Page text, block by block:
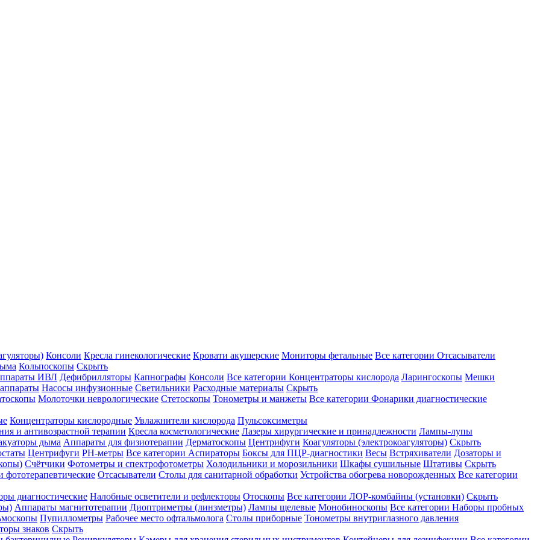
Консоли Кресла гинекологические Кровати акушерские Мониторы фетальные Все категории Отсасыватели
Кольпоскопы Скрыть
ИВЛ Дефибрилляторы Капнографы Консоли Все категории Концентраторы кислорода Ларингоскопы Мешки
Насосы инфузионные Светильники Расходные материалы Скрыть
Молоточки неврологические Стетоскопы Тонометры и манжеты Все категории Фонарики диагностические
Концентраторы кислородные Увлажнители кислорода Пульсоксиметры
и антивозрастной терапии Кресла косметологические Лазеры хирургические и принадлежности Лампы-лупы
дыма Аппараты для физиотерапии Дерматоскопы Центрифуги Коагуляторы (электрокоагуляторы) Скрыть
Центрифуги PH-метры Все категории Аспираторы Боксы для ПЦР-диагностики Весы Встряхиватели Дозаторы и
Счётчики Фотометры и спектрофотометры Холодильники и морозильники Шкафы сушильные Штативы Скрыть
фототерапевтические Отсасыватели Столы для санитарной обработки Устройства обогрева новорожденных Все категории
диагностические Налобные осветители и рефлекторы Отоскопы Все категории ЛОР-комбайны (установки) Скрыть
Аппараты магнитотерапии Диоптриметры (линзметры) Лампы щелевые Монобиноскопы Все категории Наборы пробных
Пупиллометры Рабочее место офтальмолога Столы приборные Тонометры внутриглазного давления
знаков Скрыть